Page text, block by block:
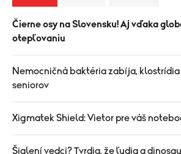
Čierne osy na Slovensku! Aj vďaka
otepľovaniu
Nemocničná baktéria zabíja,
seniorov
Xigmatek Shield: Vietor pre váš
Šialení vedci? Tvrdia, že ľudia a